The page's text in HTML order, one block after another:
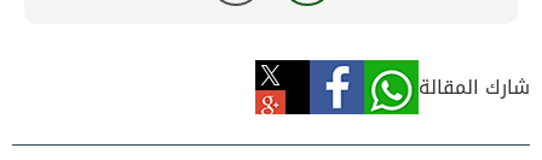
شارك المقالة